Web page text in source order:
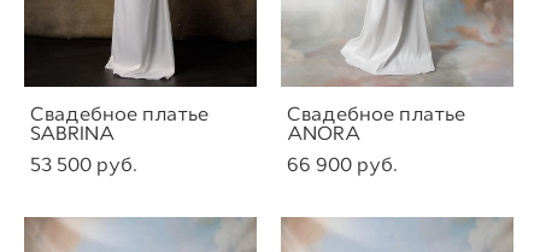
Свадебное платье
SABRINA
53 500 pуб.
Свадебное платье
ANORA
66 900 pуб.